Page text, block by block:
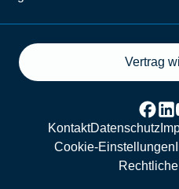
Vertrag
KontaktDatenschutz
Cookie-Einstellungen